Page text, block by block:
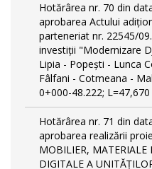
Hotărârea nr. 70 din
aprobarea Actului
parteneriat nr. 22545/
investiții "Modernizare
Lipia - Popești - Lunca
Fâlfani - Cotmeana -
0+000-48.222;
Hotărârea nr. 71 din
aprobarea realizării
MOBILIER, MATERIALE
DIGITALE A